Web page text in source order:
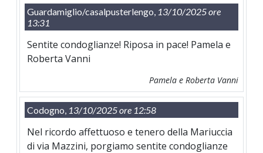
Guardamiglio/casalpusterlengo, 13/10/2025 ore
13:31
Sentite condoglianze! Riposa in pace! Pamela e
Roberta Vanni
Pamela e Roberta Vanni
Codogno, 13/10/2025 ore 12:58
Nel ricordo affettuoso e tenero della Mariuccia
di via Mazzini, porgiamo sentite condoglianze